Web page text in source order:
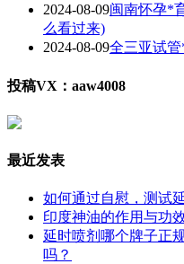
2024-08-09闽南怀孕*
么看过来)
2024-08-09全三亚试
投稿VX：aaw4008
最近发表
如何通过自慰，测试
印度神油的作用与功
延时喷剂哪个牌子正
吗？